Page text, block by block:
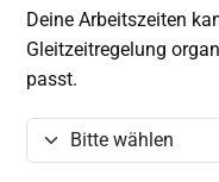
Deine Arbeitszeiten
Gleitzeitregelung
passt.